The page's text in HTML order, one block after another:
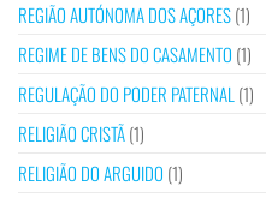
REGIÃO AUTÓNOMA DOS AÇORES(1)
REGIME DE BENS DO CASAMENTO (1)
REGULAÇÃO DO PODER PATERNAL (1)
RELIGIÃO CRISTÃ(1)
RELIGIÃO DO ARGUIDO (1)